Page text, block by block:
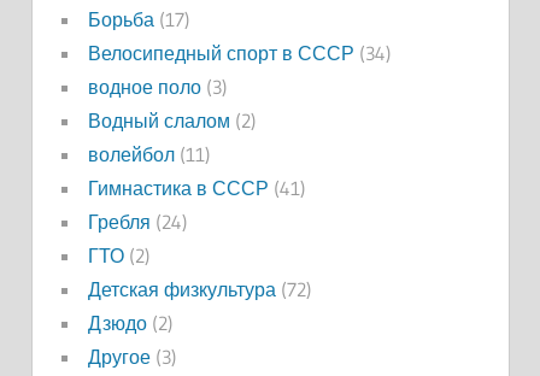
Борьба (17)
Велосипедный спорт в СССР (34)
водное поло(3)
Водный слалом (2)
волейбол(11)
Гимнастика в СССР (41)
Гребля (24)
ГТО(2)
Детская физкультура (72)
Дзюдо(2)
Другое(3)